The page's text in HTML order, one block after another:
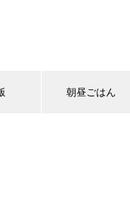
朝昼ごはん